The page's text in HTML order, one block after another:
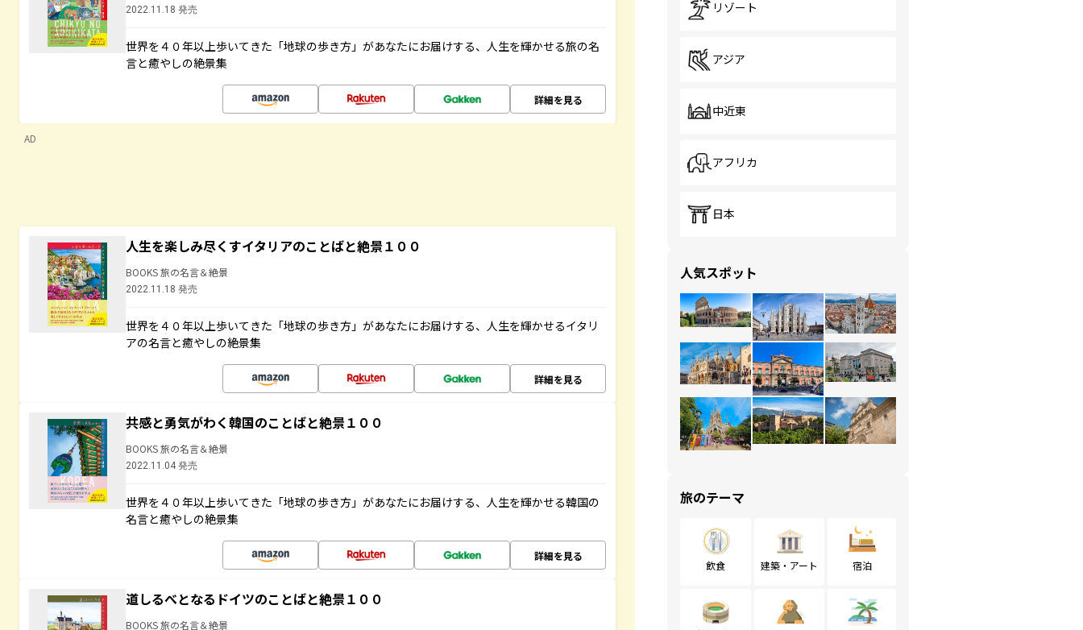
2022.11.18 発売
世界を４０年以上歩いてきた「地球の歩き方」があなたにお届けする、人生を輝かせる旅の名
言と癒やしの絶景集
詳細を見る
AD
人生を楽しみ尽くすイタリアのことばと絶景１００
BOOKS 旅の名言＆絶景
2022.11.18 発売
世界を４０年以上歩いてきた「地球の歩き方」があなたにお届けする、人生を輝かせるイタリ
アの名言と癒やしの絶景集
詳細を見る
共感と勇気がわく韓国のことばと絶景１００
BOOKS 旅の名言＆絶景
2022.11.04 発売
世界を４０年以上歩いてきた「地球の歩き方」があなたにお届けする、人生を輝かせる韓国の
名言と癒やしの絶景集
詳細を見る
道しるべとなるドイツのことばと絶景１００
BOOKS 旅の名言＆絶景
リゾート
アジア
中近東
アフリカ
日本
人気スポット
旅のテーマ
飲食 建築・アート 宿泊